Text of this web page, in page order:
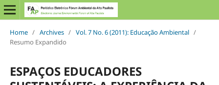
Home / Archives / Vol. 7 No. 6 (2011): Educação Ambiental /
Resumo Expandido
ESPAÇOS EDUCADORES